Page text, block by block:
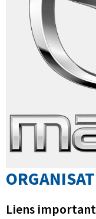
Liens